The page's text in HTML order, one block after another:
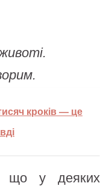
кроків — це
що у деяких